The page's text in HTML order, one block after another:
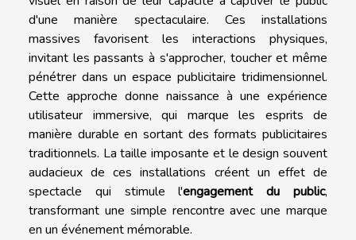
d'une manière spectaculaire. Ces installations
massives favorisent les interactions physiques,
invitant les passants à s'approcher, toucher et même
pénétrer dans un espace publicitaire tridimensionnel.
Cette approche donne naissance à une expérience
utilisateur immersive, qui marque les esprits de
manière durable en sortant des formats publicitaires
traditionnels. La taille imposante et le design souvent
audacieux de ces installations créent un effet de
spectacle qui stimule l'engagement du public,
transformant une simple rencontre avec une marque
en un événement mémorable.